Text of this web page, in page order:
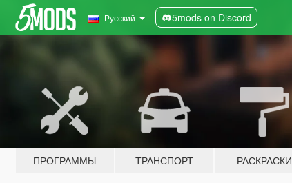
Русский 5mods on Discord
ПРОГРАММЫ ТРАНСПОРТ РАСКРАСКИ